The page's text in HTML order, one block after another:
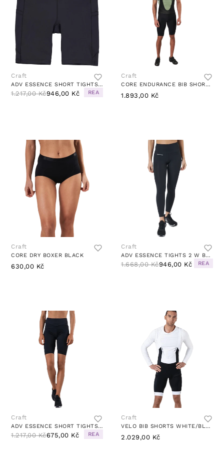
Craft
ADV ESSENCE SHORT TIGHTS 2 W BLACK
1.217,00 Kč946,00 Kč REA
Craft
CORE ENDURANCE BIB SHORTS BLACK
1.893,00 Kč
Craft
CORE DRY BOXER BLACK
630,00 Kč
Craft
ADV ESSENCE TIGHTS 2 W BLACK
1.668,00 Kč946,00 Kč REA
Craft
ADV ESSENCE SHORT TIGHTS BLACK
1.217,00 Kč675,00 Kč REA
Craft
VELO BIB SHORTS WHITE/BLACK
2.029,00 Kč